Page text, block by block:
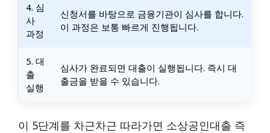
4. 심
사
과정
신청서를 바탕으로 금융기관이 심사를 합니다.
이 과정은 보통 빠르게 진행됩니다.
5. 대
출
실행
심사가 완료되면 대출이 실행됩니다. 즉시 대
출금을 받을 수 있습니다.
이 5단계를 차근차근 따라가면 소상공인대출 즉